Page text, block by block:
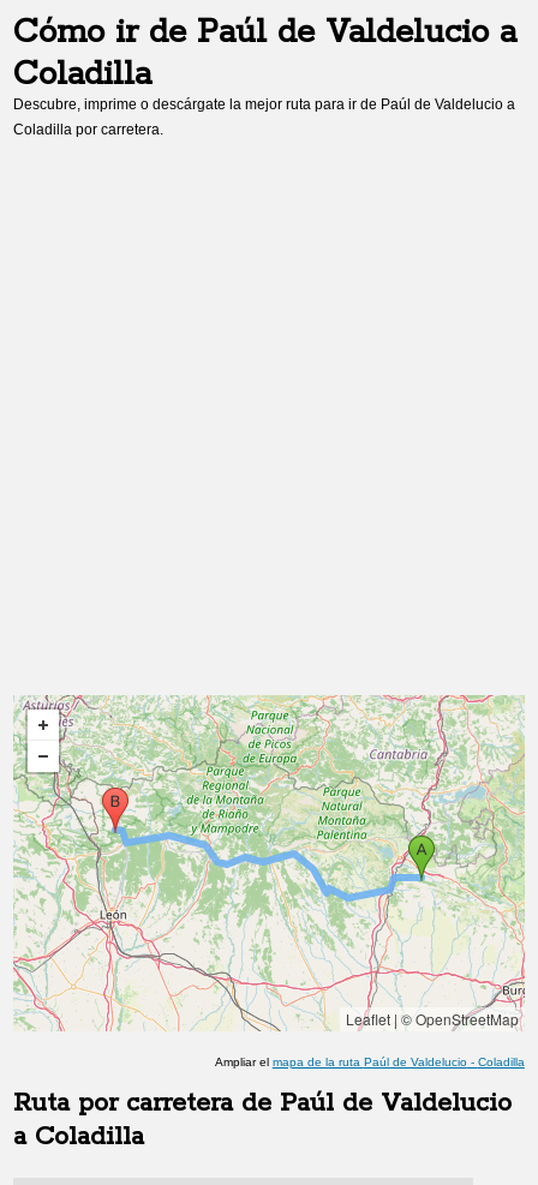
Cómo ir de Paúl de Valdelucioa
Coladilla
Descubre, imprime o descárgate la mejor ruta para ir de Paúl de Valdelucio a
Coladilla por carretera.
Leaflet| © OpenStreetMap
Ampliar el mapa de la ruta Paúl de Valdelucio- Coladilla
Ruta por carretera de Paúl de Valdelucio
a Coladilla